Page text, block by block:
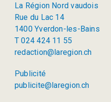
La Région Nord vaudois
Rue du Lac 14
1400 Yverdon-les-Bains
T 024 424 11 55
redaction@laregion.ch
Publicité
publicite@laregion.ch